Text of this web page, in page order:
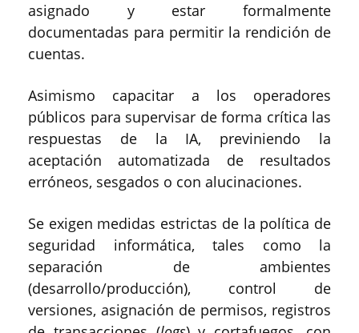
asignado y estar formalmente
documentadas para permitir la rendición de
cuentas.
Asimismo capacitar a los operadores
públicos para supervisar de forma crítica las
respuestas de la IA, previniendo la
aceptación automatizada de resultados
erróneos, sesgados o con alucinaciones.
Se exigen medidas estrictas de la política de
seguridad informática, tales como la
separación de ambientes
(desarrollo/producción), control de
versiones, asignación de permisos, registros